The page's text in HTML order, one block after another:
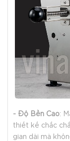
- Độ Bền Cao:
thiết kế chắc
gian dài mà